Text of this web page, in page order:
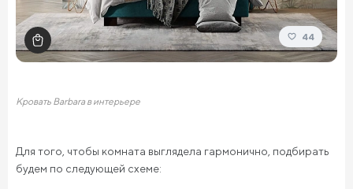
44
Кровать Barbara в интерьере
Для того, чтобы комната выглядела гармонично, подбирать
будем по следующей схеме: